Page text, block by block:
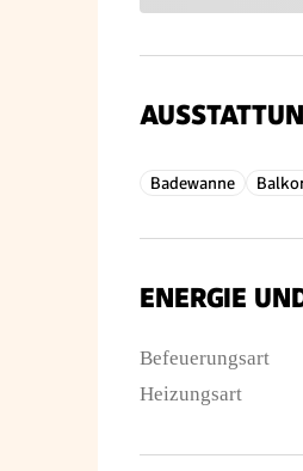
Badewanne
ENERGIE
Befeuerungsart
Heizungsart